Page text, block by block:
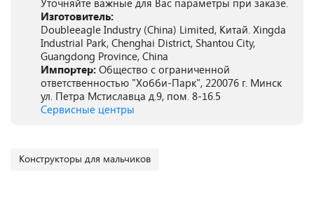
Уточняйте важные для Вас параметры при заказе.
Изготовитель:
Doubleeagle Industry (China) Limited, Китай. Xingda
Industrial Park, Chenghai District, Shantou City,
Guangdong Province, China
Импортер: Общество с ограниченной
ответственностью "Хобби-Парк", 220076 г. Минск
ул. Петра Мстиславца д.9, пом. 8-16.5
Сервисные центры
Конструкторы для мальчиков